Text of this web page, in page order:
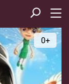
0+